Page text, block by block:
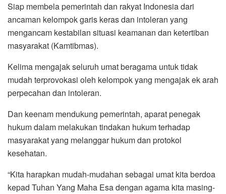
Siap membela pemerintah dan rakyat Indonesia dari
ancaman kelompok garis keras dan intoleran yang
mengancam kestabilan situasi keamanan dan ketertiban
masyarakat (Kamtibmas).
Kelima mengajak seluruh umat beragama untuk tidak
mudah terprovokasi oleh kelompok yang mengajak ek arah
perpecahan dan intoleran.
Dan keenam mendukung pemerintah, aparat penegak
hukum dalam melakukan tindakan hukum terhadap
masyarakat yang melanggar hukum dan protokol
kesehatan.
“Kita harapkan mudah-mudahan sebagai umat kita berdoa
kepad Tuhan Yang Maha Esa dengan agama kita masing-